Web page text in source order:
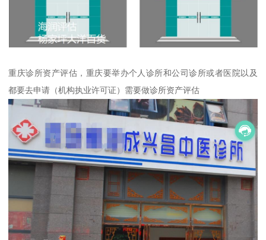
重庆诊所资产评估，重庆要举办个人诊所和公司诊所或者医院以及
都要去申请（机构执业许可证）需要做诊所资产评估